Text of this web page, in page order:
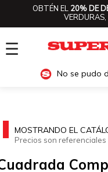
OBTÉN EL 20% DE
☰
No se pudo
MOSTRANDO EL
Precios son